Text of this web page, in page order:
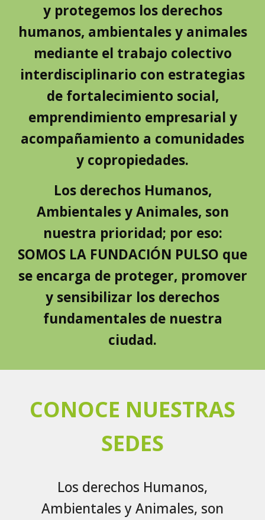
y protegemos los derechos
humanos, ambientales y animales
mediante el trabajo colectivo
interdisciplinario con estrategias
de fortalecimiento social,
emprendimiento empresarial y
acompañamiento a comunidades
y copropiedades.
Los derechos Humanos,
Ambientales y Animales, son
nuestra prioridad; por eso:
SOMOS LA FUNDACIÓN PULSO que
se encarga de proteger, promover
y sensibilizar los derechos
fundamentales de nuestra
ciudad.
CONOCE NUESTRAS
SEDES
Los derechos Humanos,
Ambientales y Animales, son